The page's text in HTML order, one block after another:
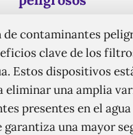
contaminantes
clave de los
Estos dispositivos
eliminar una amplia
presentes en el agua
garantiza una mayor